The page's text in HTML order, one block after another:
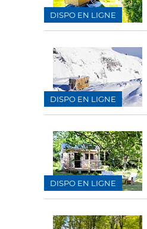
DISPO EN LIGNE
DISPO EN LIGNE
DISPO EN LIGNE